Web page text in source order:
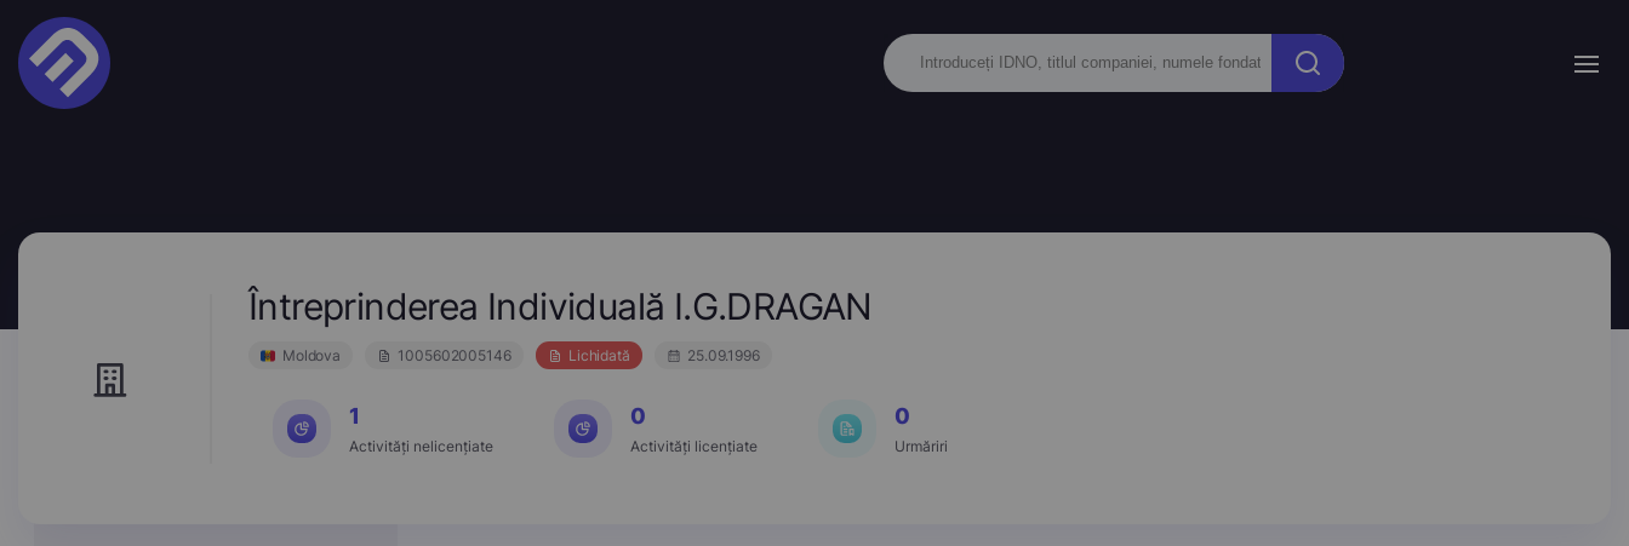
Întreprinderea Individuală I.G.DRAGAN
Moldova 1005602005146 Lichidată 25.09.1996
1
Activități nelicențiate
0
Activități licențiate
0
Urmăriri